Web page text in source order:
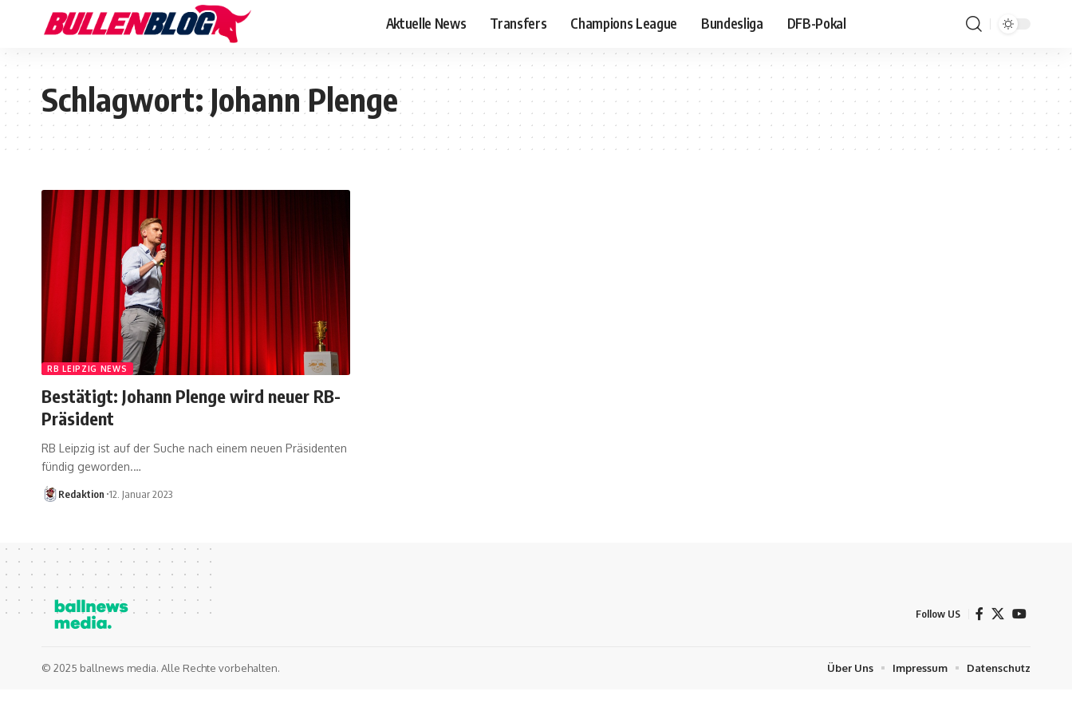
Aktuelle News Transfers Champions League Bundesliga DFB-Pokal
Schlagwort:Johann Plenge
RB LEIPZIG NEWS
Bestätigt: Johann Plenge wird neuer RB-
Präsident
RB Leipzig ist auf der Suche nach einem neuen Präsidenten
fündig geworden.…
Redaktion 12. Januar 2023
Follow US
© 2025 ballnews media. Alle Rechte vorbehalten. Über Uns Impressum Datenschutz